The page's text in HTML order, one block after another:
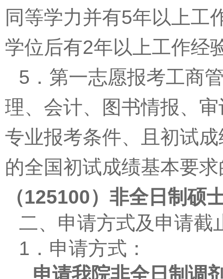
同等学力并有5年以上工
学位后有2年以上工作经
5 ．第一志愿报考工商
理、会计、图书情报、
专业报考条件、且初试
的全国初试成绩基本要
（125100）非全日制硕
二、申请方式及申请截
1 ．申请方式：
申请我院非全日制调